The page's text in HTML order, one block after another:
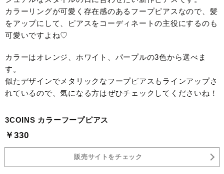
カラーリングが可愛く存在感のあるフープピアスなので、髪
をアップにして、ピアスをコーディネートの主役にするのも
可愛いですよね♡
カラーはオレンジ、ホワイト、パープルの3色から選べま
す。
似たデザインでメタリックなフープピアスもラインアップさ
れているので、気になる方はぜひチェックしてくださいね！
3COINS カラーフープピアス
￥330
販売サイトをチェック